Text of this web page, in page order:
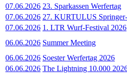
07.06.2026 23. Sparkassen Werfertag
07.06.2026 27. KURTULUS
07.06.2026 1. LTR Wurf-Festival 2026
06.06.2026 Summer Meeting
06.06.2026 Soester Werfertag 2026
06.06.2026 The Lightning 10.000